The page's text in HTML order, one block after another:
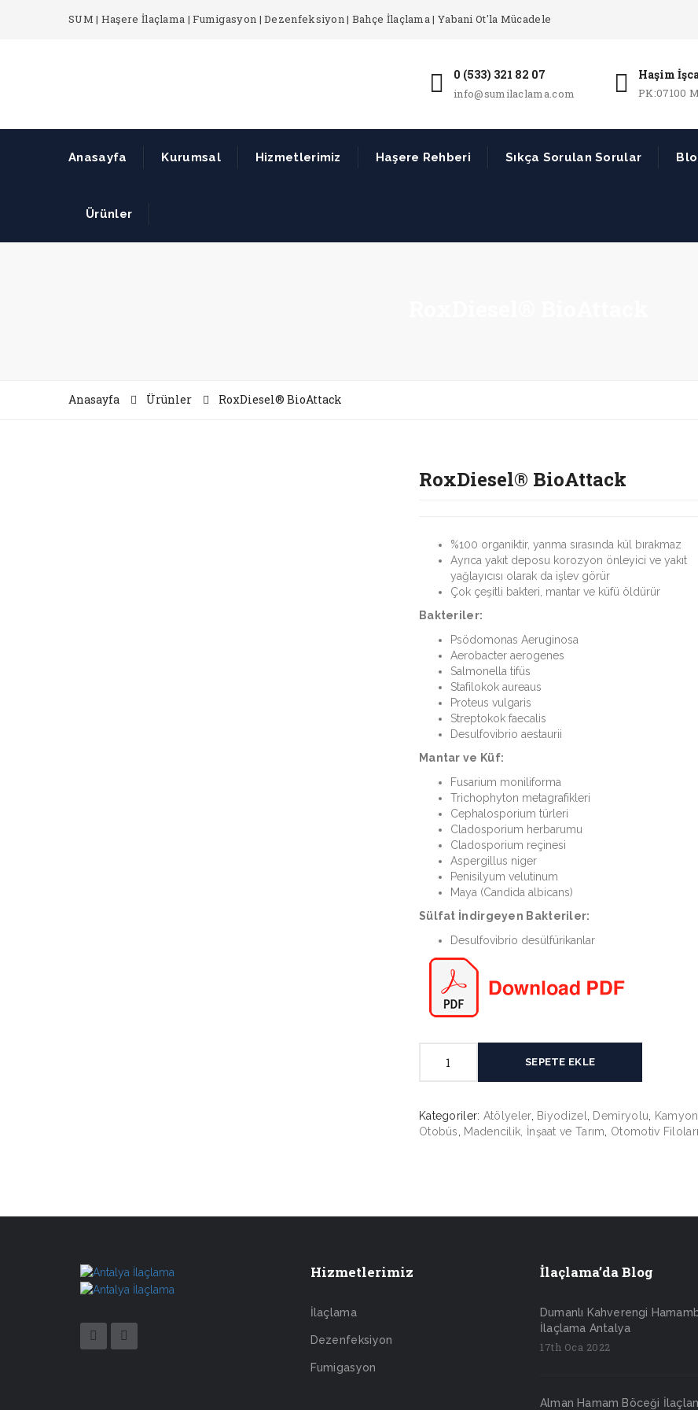
SUM | Haşere İlaçlama | Fumigasyon | Dezenfeksiyon | Bahçe İlaçlama | Yabani Ot'la Mücadele
0 (533) 321 82 07
info@sumilaclama.com
Haşim
PK:07100
Anasayfa Kurumsal Hizmetlerimiz Haşere Rehberi Sıkça Sorulan Sorular
Ürünler
Anasayfa Ürünler RoxDiesel® BioAttack
RoxDiesel® BioAttack
%100 organiktir, yanma sırasında kül bırakmaz
Ayrıca yakıt deposu korozyon önleyici ve yakıt
yağlayıcısı olarak da işlev görür
Çok çeşitli bakteri, mantar ve küfü öldürür
Bakteriler:
Psödomonas Aeruginosa
Aerobacter aerogenes
Salmonella tifüs
Stafilokok aureaus
Proteus vulgaris
Streptokok faecalis
Desulfovibrio aestaurii
Mantar ve Küf:
Fusarium moniliforma
Trichophyton metagrafikleri
Cephalosporium türleri
Cladosporium herbarumu
Cladosporium reçinesi
Aspergillus niger
Penisilyum velutinum
Maya (Candida albicans)
Sülfat İndirgeyen Bakteriler:
Desulfovibrio desülfürikanlar
BioAttack
SEPETE EKLE
Kategoriler: Atölyeler, Biyodizel Demiryolu
Otobüs
Madencilik, İnşaat ve Tarım Otomotiv Filoları
Hizmetlerimiz
İlaçlama
Dezenfeksiyon
Fumigasyon
İlaçlama’da Blog
Dumanlı Kahverengi
İlaçlama Antalya
17th Oca 2022
Alman Hamam Böceği